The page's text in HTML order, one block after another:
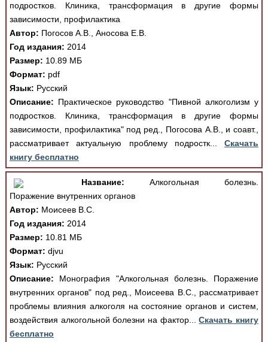
подростков. Клиника, трансформация в другие формы
зависимости, профилактика
Автор: Погосов А.В., Аносова Е.В.
Год издания: 2014
Размер: 10.89 МБ
Формат: pdf
Язык: Русский
Описание: Практическое руководство "Пивной алкоголизм у
подростков. Клиника, трансформация в другие формы
зависимости, профилактика" под ред., Погосова А.В., и соавт.,
рассматривает актуальную проблему подростк...Скачать
книгу бесплатно
Название: Алкогольная болезнь.
Поражение внутренних органов
Автор: Моисеев В.С.
Год издания: 2014
Размер: 10.81 МБ
Формат: djvu
Язык: Русский
Описание: Монография "Алкогольная болезнь. Поражение
внутренних органов" под ред., Моисеева В.С., рассматривает
проблемы влияния алкоголя на состояние органов и систем,
воздействия алкогольной болезни на фактор...Скачать книгу
бесплатно